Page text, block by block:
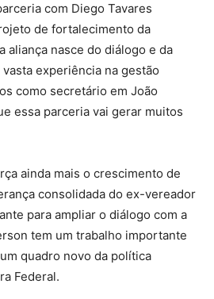
com Diego Tavares
de fortalecimento da
aliança nasce do diálogo e da
experiência na gestão
como secretário em João
essa parceria vai gerar muitos
ainda mais o crescimento de
consolidada do ex-vereador
para ampliar o diálogo com a
tem um trabalho importante
quadro novo da política
Federal.